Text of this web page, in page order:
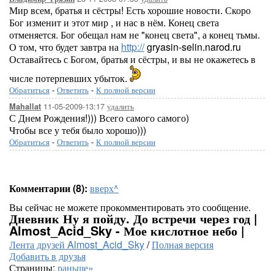
Мир всем, братья и сёстры! Есть хорошие новости. Скоро
Бог изменит и этот мир , и нас в нём. Конец света
отменяется. Бог обещал нам не "конец света", а конец тьмы.
О том, что будет завтра на http://gryasin-selin.narod.ru
Оставайтесь с Богом, братья и сёстры, и вы не окажетесь в
числе потерпевших убыток.
Обратиться - Ответить - К полной версии
Mahallat 11-05-2009-13:17 удалить
С Днем Рождения!))) Всего самого самого)
Чтобы все у тебя было хорошо)))
Обратиться - Ответить - К полной версии
Комментарии (8): вверх^
Вы сейчас не можете прокомментировать это сообщение.
Дневник Ну я пойду. До встречи через год |
Almost_Acid_Sky - Мое кислотное небо |
Лента друзей Almost_Acid_Sky/Полная версия
Добавить в друзья
Страницы: раньше»